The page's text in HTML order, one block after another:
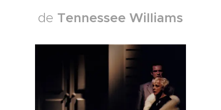
de Tennessee Williams